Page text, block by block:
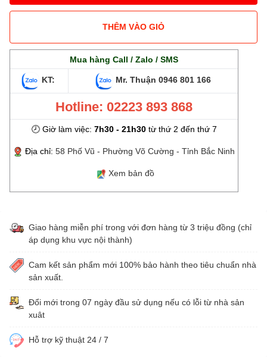
THÊM VÀO GIỎ
Mua hàng Call / Zalo / SMS
KT: Mr. Thuận 0946 801 166
Hotline: 02223 893 868
🕗 Giờ làm việc: 7h30 - 21h30từ thứ 2 đến thứ 7
Địa chỉ: 58 Phố Vũ - Phường Võ Cường - Tỉnh Bắc Ninh
Xem bản đồ
Giao hàng miễn phí trong với đơn hàng từ 3 triệu đồng (chỉ
áp dụng khu vực nội thành)
Cam kết sản phẩm mới 100% bảo hành theo tiêu chuẩn nhà
sản xuất.
Đổi mới trong 07 ngày đầu sử dụng nếu có lỗi từ nhà sản
xuât
Hỗ trợ kỹ thuật 24 / 7